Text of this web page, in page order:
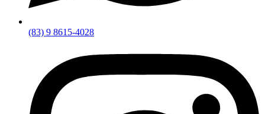
(83) 9 8615-4028